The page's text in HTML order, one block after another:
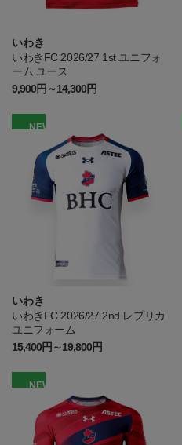
いわき
いわきFC 2026/27 1st ユニフォ
ーム ユース
9,900円～14,300円
NEW
いわき
いわきFC 2026/27 2nd レプリカ
ユニフォーム
15,400円～19,800円
NEW